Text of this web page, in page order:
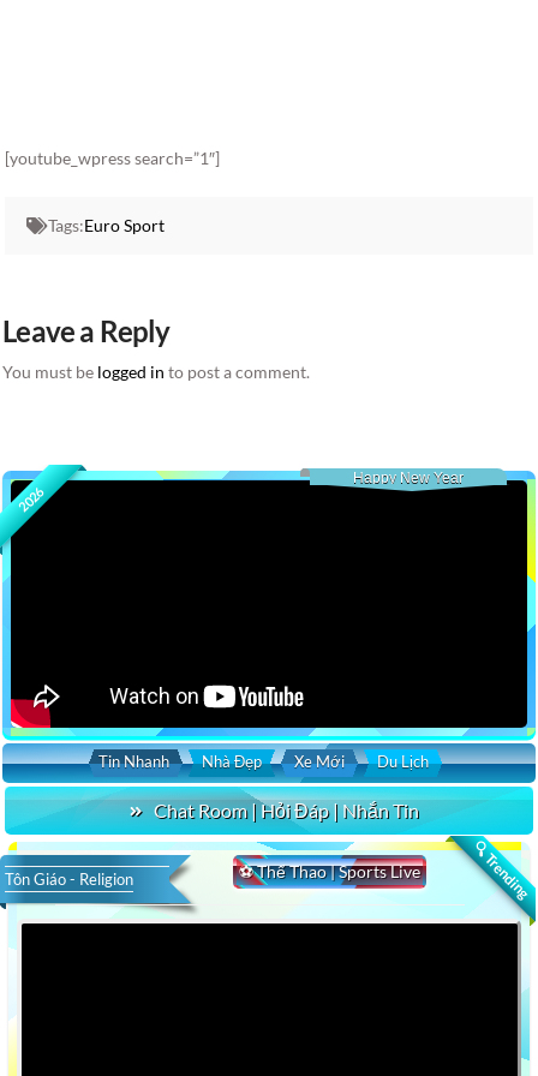
[youtube_wpress search=”1″]
Tags:Euro Sport
Leave a Reply
You must be logged in to post a comment.
2026
Happy New Year
Tin Nhanh Nhà Đẹp Xe Mới Du Lịch
Chat Room | Hỏi Đáp | Nhắn Tin
🔍 Trending
⚽ Thể Thao | Sports Live
Tôn Giáo - Religion